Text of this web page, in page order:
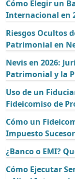
Cómo Elegir un
Internacional en
Riesgos Ocultos
Patrimonial en
Nevis en 2026:
Patrimonial y la
Uso de un
Fideicomiso de
Cómo un
Impuesto
¿Banco o EMI?
Cómo Ejecutar